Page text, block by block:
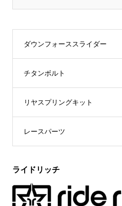
ダウンフォーススライダー
チタンボルト
リヤスプリングキット
レースパーツ
ライドリッチ